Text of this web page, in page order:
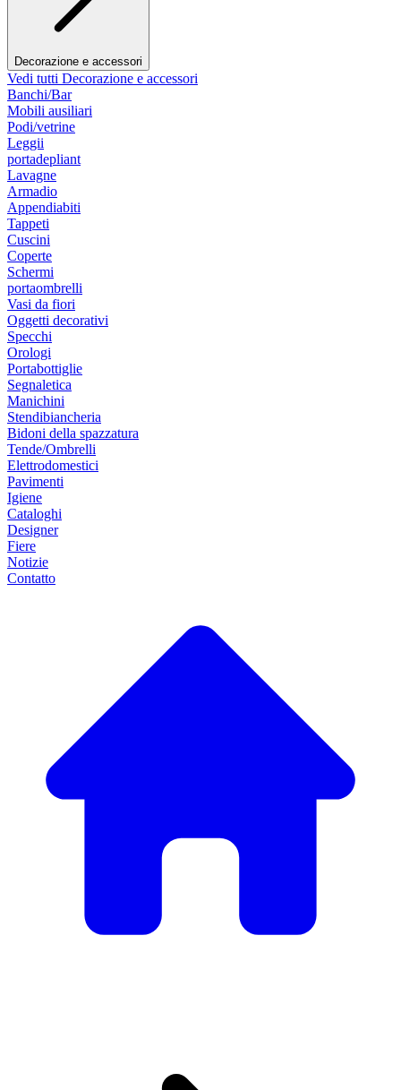
Decorazione e accessori
Vedi tutti Decorazione e accessori
Banchi/Bar
Mobili ausiliari
Podi/vetrine
Leggii
portadepliant
Lavagne
Armadio
Appendiabiti
Tappeti
Cuscini
Coperte
Schermi
portaombrelli
Vasi da fiori
Oggetti decorativi
Specchi
Orologi
Portabottiglie
Segnaletica
Manichini
Stendibiancheria
Bidoni della spazzatura
Tende/Ombrelli
Elettrodomestici
Pavimenti
Igiene
Cataloghi
Designer
Fiere
Notizie
Contatto